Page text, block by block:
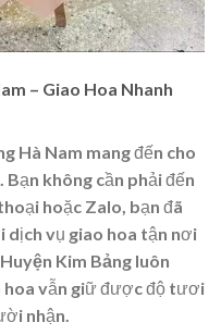
– Giao Hoa Nhanh
Hà Nam mang đến cho
không cần phải đến
hoặc Zalo, bạn đã
dịch vụ giao hoa tận nơi
Huyện Kim Bảng luôn
hoa vẫn giữ được độ tươi
nhận.